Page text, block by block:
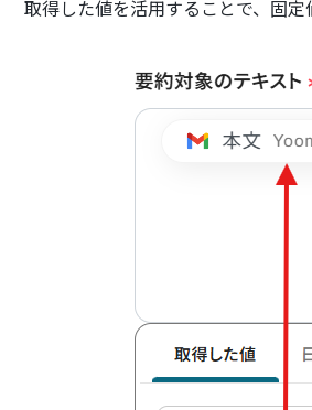
取得した値を活用することで、固